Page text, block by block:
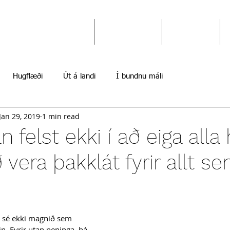
Hugflæði Út á landi Í bundnu máli
felst ekki í að eiga alla
vera þakklát fyrir allt
29, 2019 1 min read
ekki magnið sem